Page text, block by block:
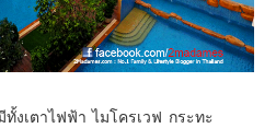
เตาไฟฟ้า ไมโครเวฟ กระทะ